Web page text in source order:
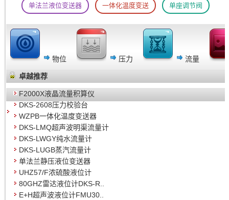
单法兰液位变送器 一体化温度变送 单座调节阀
物位 压力 流量
卓越推荐
F2000X液晶流量积算仪
DKS-2608压力校验台
WZPB一体化温度变送器
DKS-LMQ超声波明渠流量计
DKS-LWGY纯水流量计
DKS-LUGB蒸汽流量计
单法兰静压液位变送器
UHZ57/F浓硫酸液位计
80GHZ雷达液位计DKS-R..
E+H超声波液位计FMU30..